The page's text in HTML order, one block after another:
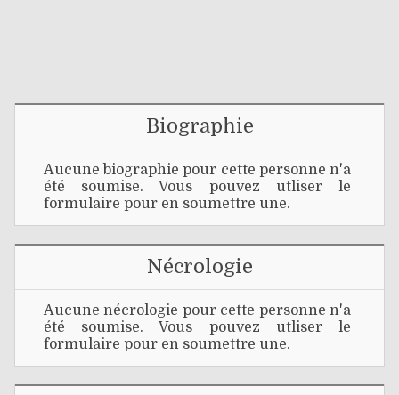
Biographie
Aucune biographie pour cette personne n'a
été soumise. Vous pouvez utliser le
formulaire pour en soumettre une.
Nécrologie
Aucune nécrologie pour cette personne n'a
été soumise. Vous pouvez utliser le
formulaire pour en soumettre une.